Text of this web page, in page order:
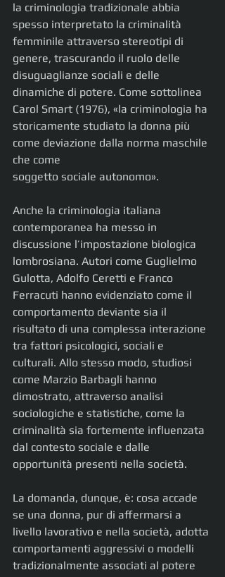
la criminologia tradizionale abbia
spesso interpretato la criminalità
femminile attraverso stereotipi di
genere, trascurando il ruolo delle
disuguaglianze sociali e delle
dinamiche di potere. Come sottolinea
Carol Smart (1976), «la criminologia ha
storicamente studiato la donna più
come deviazione dalla norma maschile
che come
soggetto sociale autonomo».
Anche la criminologia italiana
contemporanea ha messo in
discussione l’impostazione biologica
lombrosiana. Autori come Guglielmo
Gulotta, Adolfo Ceretti e Franco
Ferracuti hanno evidenziato come il
comportamento deviante sia il
risultato di una complessa interazione
tra fattori psicologici, sociali e
culturali. Allo stesso modo, studiosi
come Marzio Barbagli hanno
dimostrato, attraverso analisi
sociologiche e statistiche, come la
criminalità sia fortemente influenzata
dal contesto sociale e dalle
opportunità presenti nella società.
La domanda, dunque, è: cosa accade
se una donna, pur di affermarsi a
livello lavorativo e nella società, adotta
comportamenti aggressivi o modelli
tradizionalmente associati al potere